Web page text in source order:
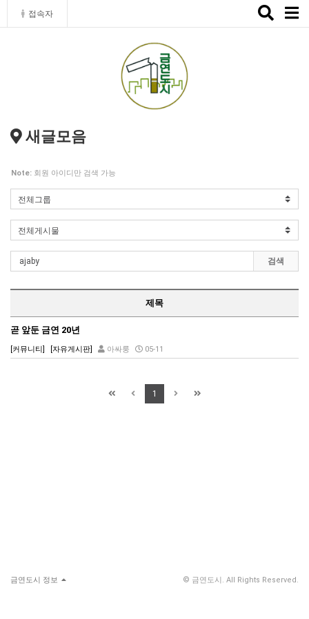
접속자
Toggle
새글모음
Note: 회원 아이디만 검색 가능
검색
제목
곧 앞둔 금연 20년
[커뮤니티] [자유게시판] 아싸룽 05-11
1
금연도시 정보 © 금연도시. All Rights Reserved.